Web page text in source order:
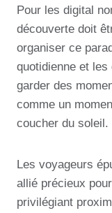
Pour les digital
découverte doit
organiser ce
quotidienne et
garder des
comme un
coucher du soleil.
Les voyageurs
allié précieux
privilégiant